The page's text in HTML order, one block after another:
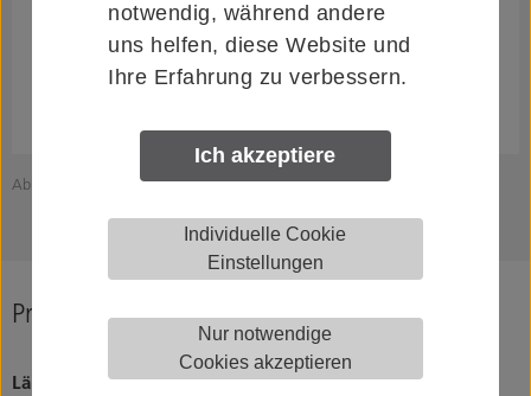
notwendig, während andere
uns helfen, diese Website und
Ihre Erfahrung zu verbessern.
Ich akzeptiere
Individuelle Cookie
Einstellungen
Nur notwendige
Cookies akzeptieren
Abbildung zeigt KWS 82.8420.00070.8811
Produkt konfigurieren
Länge (L)